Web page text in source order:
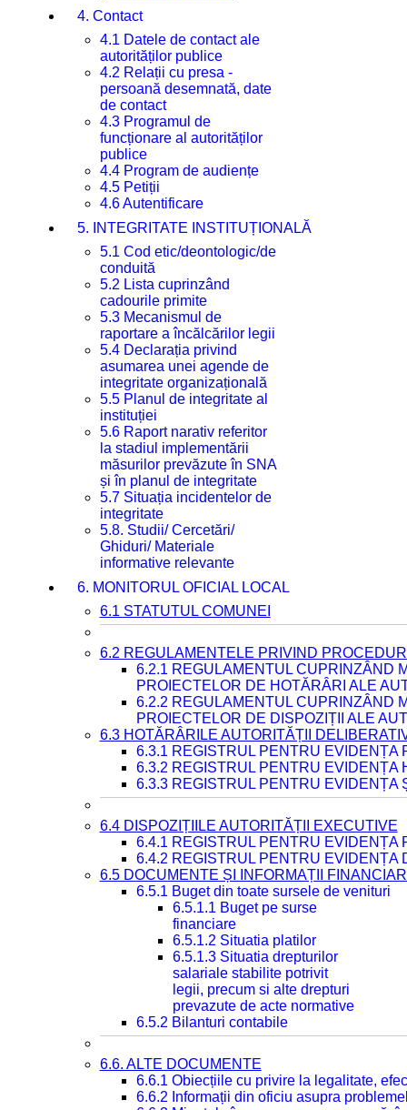
4. Contact
4.1 Datele de contact ale
autorităților publice
4.2 Relații cu presa -
persoană desemnată, date
de contact
4.3 Programul de
funcționare al autorităților
publice
4.4 Program de audiențe
4.5 Petiții
4.6 Autentificare
5. INTEGRITATE INSTITUȚIONALĂ
5.1 Cod etic/deontologic/de
conduită
5.2 Lista cuprinzând
cadourile primite
5.3 Mecanismul de
raportare a încălcărilor legii
5.4 Declarația privind
asumarea unei agende de
integritate organizațională
5.5 Planul de integritate al
instituției
5.6 Raport narativ referitor
la stadiul implementării
măsurilor prevăzute în SNA
și în planul de integritate
5.7 Situația incidentelor de
integritate
5.8. Studii/ Cercetări/
Ghiduri/ Materiale
informative relevante
6. MONITORUL OFICIAL LOCAL
6.1 STATUTUL COMUNEI
6.2 REGULAMENTELE PRIVIND
6.2.1 REGULAMENTUL CUPRINZÂND
PROIECTELOR DE HOTĂRÂRI ALE
6.2.2 REGULAMENTUL CUPRINZÂND
PROIECTELOR DE DISPOZIȚII ALE
6.3 HOTĂRÂRILE AUTORITĂȚII
6.3.1 REGISTRUL PENTRU EVIDENȚA
6.3.2 REGISTRUL PENTRU EVIDENȚA
6.3.3 REGISTRUL PENTRU EVIDENȚA
6.4 DISPOZIȚIILE AUTORITĂȚII EXECUTIVE
6.4.1 REGISTRUL PENTRU EVIDENȚA
6.4.2 REGISTRUL PENTRU EVIDENȚA
6.5 DOCUMENTE ȘI INFORMAȚII
6.5.1 Buget din toate sursele de venituri
6.5.1.1 Buget pe surse
financiare
6.5.1.2 Situatia platilor
6.5.1.3 Situatia drepturilor
salariale stabilite potrivit
legii, precum si alte drepturi
prevazute de acte normative
6.5.2 Bilanturi contabile
6.6. ALTE DOCUMENTE
6.6.1 Obiecțiile cu privire la legalitate,
6.6.2 Informații din oficiu asupra